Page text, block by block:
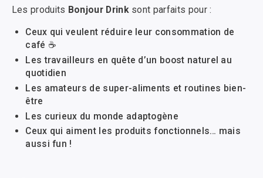
Les produits Bonjour Drinksont parfaits pour :
Ceux qui veulent réduire leur consommation de
café ☕
Les travailleurs en quête d’un boost naturel au
quotidien
Les amateurs de super-aliments et routines bien-
être
Les curieux du monde adaptogène
Ceux qui aiment les produits fonctionnels… mais
aussi fun !